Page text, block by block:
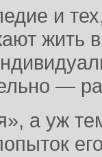
и
жить
—
а уж